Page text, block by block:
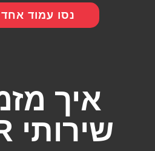
נסו עמוד
איך
שירותי OCR?